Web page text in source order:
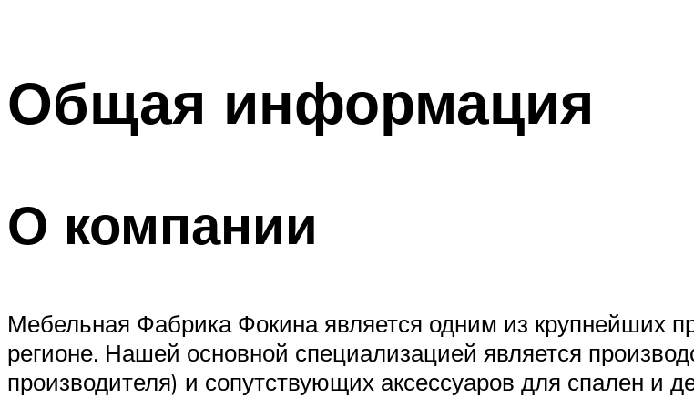
Общая информация
О компании
Мебельная Фабрика Фокина является одним из крупнейших
регионе. Нашей основной специализацией является
производителя) и сопутствующих аксессуаров для спален и